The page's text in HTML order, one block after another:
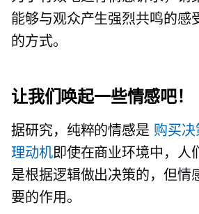
能够与观众产生强烈共鸣的感
的方式。
让我们唤起一些情感吧！
据研究，纯粹的情感是 购买
理动机即使在商业环境中，人
是根据逻辑做出决策的，但情
要的作用。